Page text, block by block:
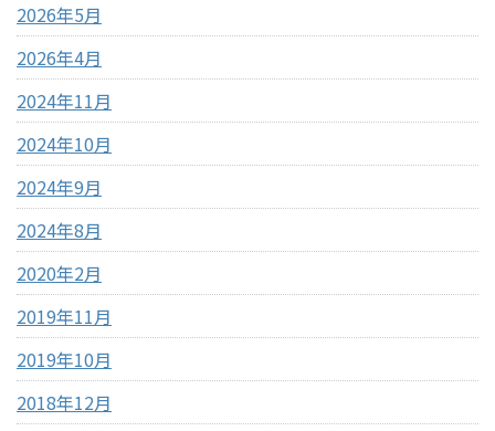
2026年5月
2026年4月
2024年11月
2024年10月
2024年9月
2024年8月
2020年2月
2019年11月
2019年10月
2018年12月